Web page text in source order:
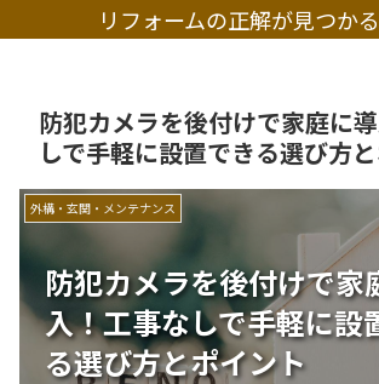
リフォームの正解が見つか
防犯カメラを後付けで家庭に
しで手軽に設置できる選び方
防犯カメラを後付けで家
入！工事なしで手軽に設
る選び方とポイント
外構・玄関・メンテナンス